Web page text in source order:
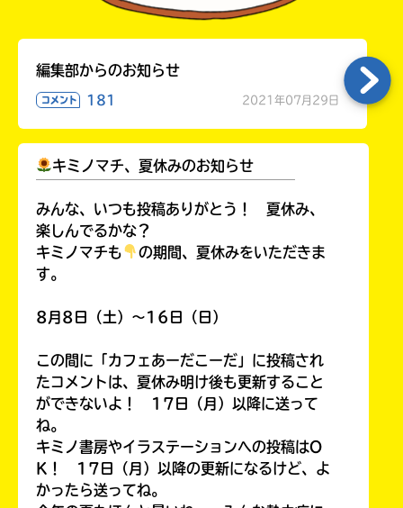
編集部からのお知らせ
コメント 181 2021年07月29日
キミノマチ、夏休みのお知らせ
みんな、いつも投稿ありがとう！ 夏休み、
楽しんでるかな？
キミノマチも
の期間、夏休みをいただきま
す。
8月8日（土）～16日（日）
この間に「カフェあーだこーだ」に投稿され
たコメントは、夏休み明け後も更新すること
ができないよ！ 17日（月）以降に送って
ね。
キミノ書房やイラステーションへの投稿はO
K！ 17日（月）以降の更新になるけど、よ
かったら送ってね。